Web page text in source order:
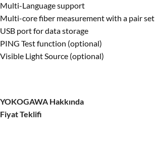
Multi-Language support
Multi-core fiber measurement with a pair set
USB port for data storage
PING Test function (optional)
Visible Light Source (optional)
YOKOGAWA Hakkında
Fiyat Teklifi